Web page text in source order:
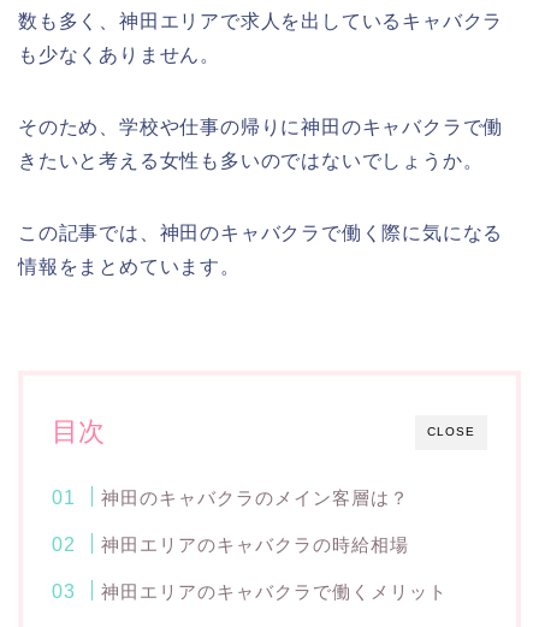
数も多く、神田エリアで求人を出しているキャバクラ
も少なくありません。
そのため、学校や仕事の帰りに神田のキャバクラで働
きたいと考える女性も多いのではないでしょうか。
この記事では、神田のキャバクラで働く際に気になる
情報をまとめています。
CLOSE
目次
神田のキャバクラのメイン客層は？
神田エリアのキャバクラの時給相場
神田エリアのキャバクラで働くメリット